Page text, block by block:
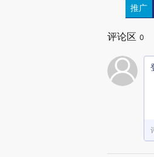
推广
评论区 0